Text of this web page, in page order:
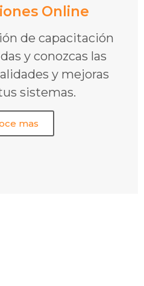
Online
de capacitación
y conozcas las
y mejoras
sistemas.
mas